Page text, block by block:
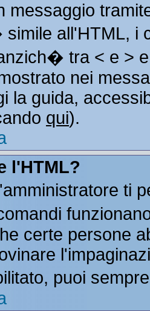
messaggio
all'HTML, i
tra < e >
nei
la guida,
qui).
l'HTML?
ti
certe persone
puoi